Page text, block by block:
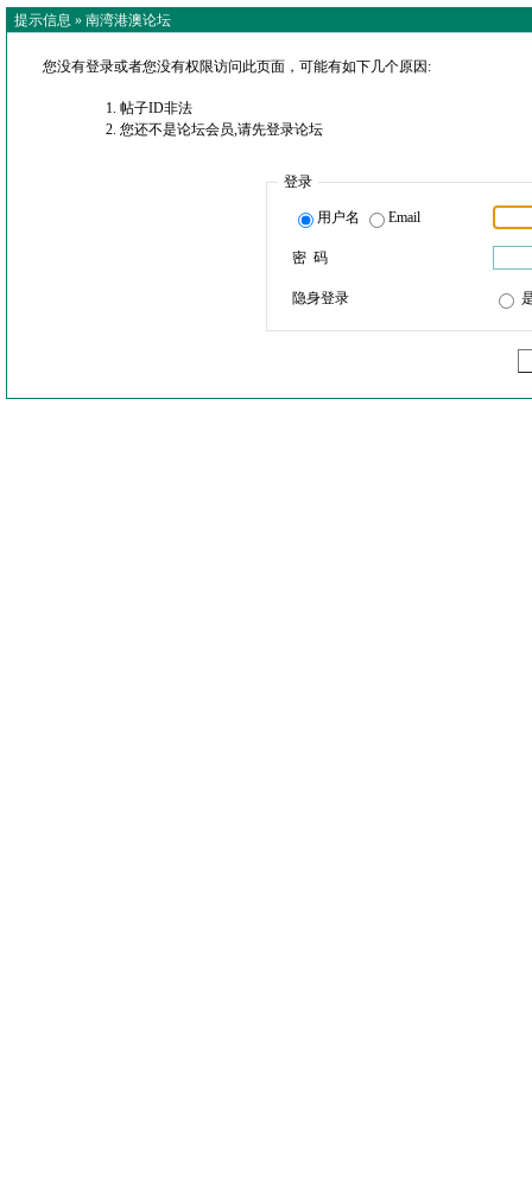
提示信息 » 南湾港澳论坛
您没有登录或者您没有权限访问此页面，可能有如下几个原因:
帖子ID非法
您还不是论坛会员,请先登录论坛
登录
用户名 Email
密 码
隐身登录